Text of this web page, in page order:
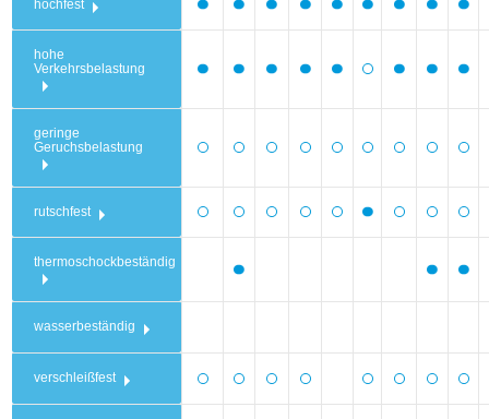
hochfest
hohe
Verkehrsbelastung
geringe
Geruchsbelastung
rutschfest
thermoschockbeständig
wasserbeständig
verschleißfest